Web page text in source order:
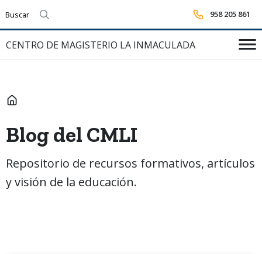
Realizar búsqueda 958 205 861
CENTRO DE MAGISTERIO LA INMACULADA
INICIO
Blog del CMLI
Repositorio de recursos formativos, artículos
y visión de la educación.